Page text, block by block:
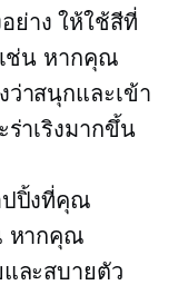
าง ให้ใช้สีที่
ช่น หากคุณ
าสนุกและเข้า
าเริงมากขึ้น
ปปิ้งที่คุณ
หากคุณ
ละสบายตัว